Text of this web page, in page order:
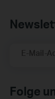
E-Mail-
Folge